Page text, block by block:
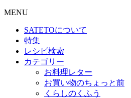
MENU
SATETOについて
特集
レシピ検索
カテゴリー
お料理レター
お買い物のちょっと前
くらしのくふう